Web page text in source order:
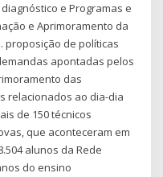
e Programas e
e Aprimoramento da
proposição de políticas
apontadas pelos
das
relacionados ao dia-dia
de 150 técnicos
que aconteceram em
alunos da Rede
do ensino